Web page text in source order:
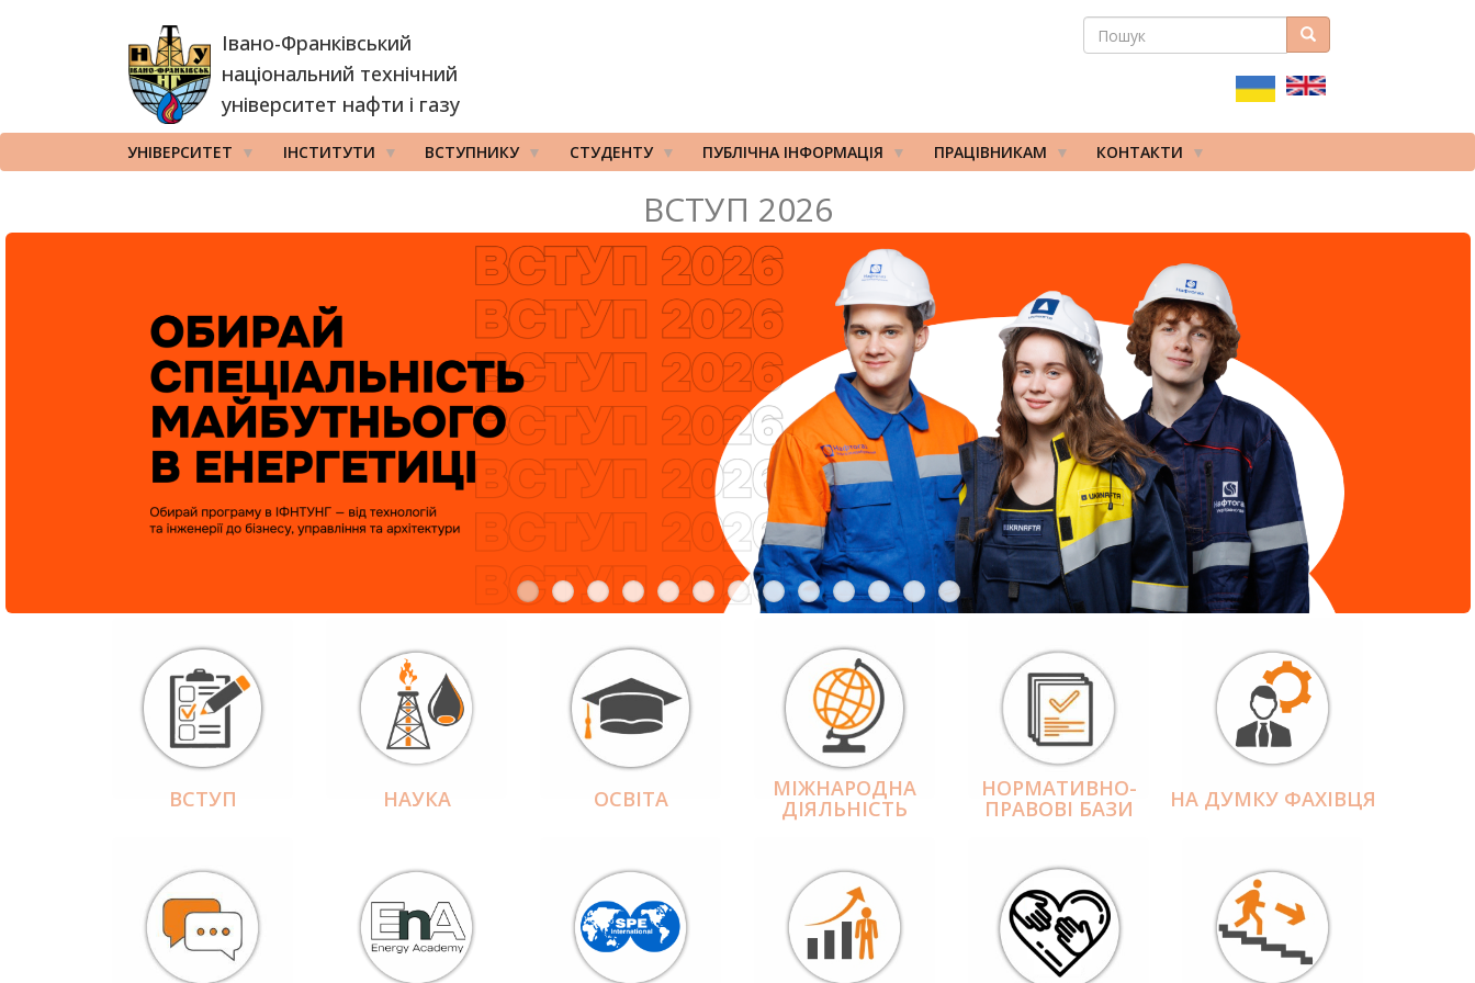
Івано-Франківський
національний технічний
університет нафти і газу
ПОШУКОВА
ПОШУК Пошук
УНІВЕРСИТЕТ ІНСТИТУТИ ВСТУПНИКУ СТУДЕНТУ ПУБЛІЧНА ІНФОРМАЦІЯ ПРАЦІВНИКАМ КОНТАКТИ
ВСТУП 2026
ВСТУП НАУКА ОСВІТА МІЖНАРОДНА
ДІЯЛЬНІCТЬ
НОРМАТИВНО-
ПРАВОВІ БАЗИ НА ДУМКУ ФАХІВЦЯ